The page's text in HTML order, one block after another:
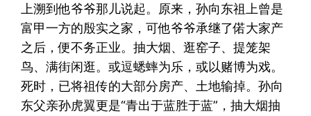
上溯到他爷爷那儿说起。原来，孙向东祖上曾是
富甲一方的殷实之家，可他爷爷承继了偌大家产
之后，便不务正业。抽大烟、逛窑子、提笼架
鸟、满街闲逛。或逗蟋蟀为乐，或以赌博为戏。
死时，已将祖传的大部分房产、土地输掉。孙向
东父亲孙虎翼更是“青出于蓝胜于蓝”，抽大烟抽